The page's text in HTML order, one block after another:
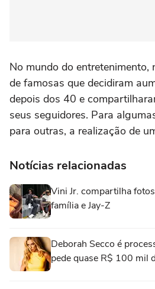
No mundo do entretenimento,
de famosas que decidiram
depois dos 40 e
seus seguidores. Para
para outras, a realização de
Notícias relacionadas
Vini Jr. compartilha
família e Jay-Z
Deborah Secco é
pede quase R$ 100 mil